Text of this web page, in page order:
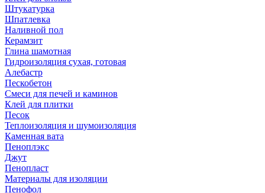
Штукатурка
Шпатлевка
Наливной пол
Керамзит
Глина шамотная
Гидроизоляция сухая, готовая
Алебастр
Пескобетон
Смеси для печей и каминов
Клей для плитки
Песок
Теплоизоляция и шумоизоляция
Каменная вата
Пеноплэкс
Джут
Пенопласт
Материалы для изоляции
Пенофол